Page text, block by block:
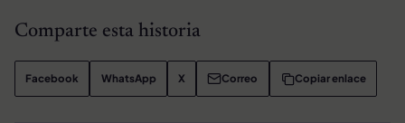
Comparte esta historia
Facebook WhatsApp X Correo Copiar enlace